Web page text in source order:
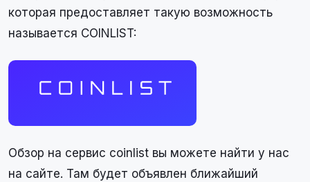
которая предоставляет такую возможность
называется COINLIST:
Обзор на сервис coinlist вы можете найти у нас
на сайте. Там будет объявлен ближайший